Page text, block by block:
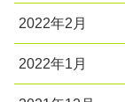
2022年2月
2022年1月